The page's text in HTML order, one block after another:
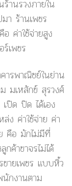
านรวงภายใน
า ร้านเพชร
ค่าใช้จ่ายสูง
เพชร
ารพาณิชย์ในย่าน
มเหสักข์ สุรวงศ์
ปิด ปิด ได้เอง
ง ค่าใช้จ่าย ค่า
คือ มักไม่มีที่
ค้าขาจรไม่ได้
ายเพชร แบบหิ้ว
กงานตาม